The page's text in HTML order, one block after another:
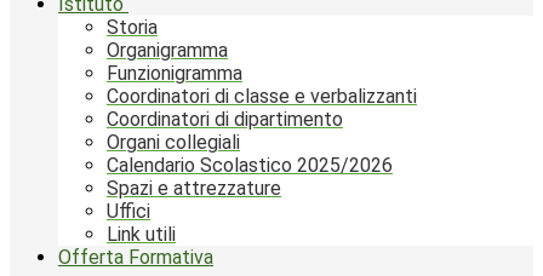
Istituto
Storia
Organigramma
Funzionigramma
Coordinatori di classe e verbalizzanti
Coordinatori di dipartimento
Organi collegiali
Calendario Scolastico 2025/2026
Spazi e attrezzature
Uffici
Link utili
Offerta Formativa